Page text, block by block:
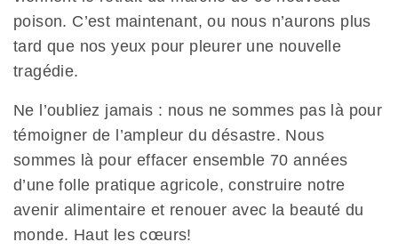
poison. C’est maintenant, ou nous n’aurons plus
tard que nos yeux pour pleurer une nouvelle
tragédie.
Ne l’oubliez jamais : nous ne sommes pas là pour
témoigner de l’ampleur du désastre. Nous
sommes là pour effacer ensemble 70 années
d’une folle pratique agricole, construire notre
avenir alimentaire et renouer avec la beauté du
monde. Haut les cœurs!